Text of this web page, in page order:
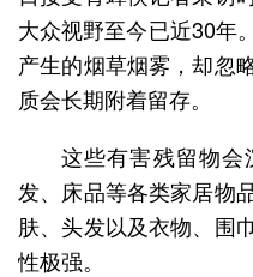
大众视野至今已近30年
产生的烟草烟雾，却忽
质会长期附着留存。
这些有害残留物
发、床品等各类家居物
肤、头发以及衣物、围
性极强。